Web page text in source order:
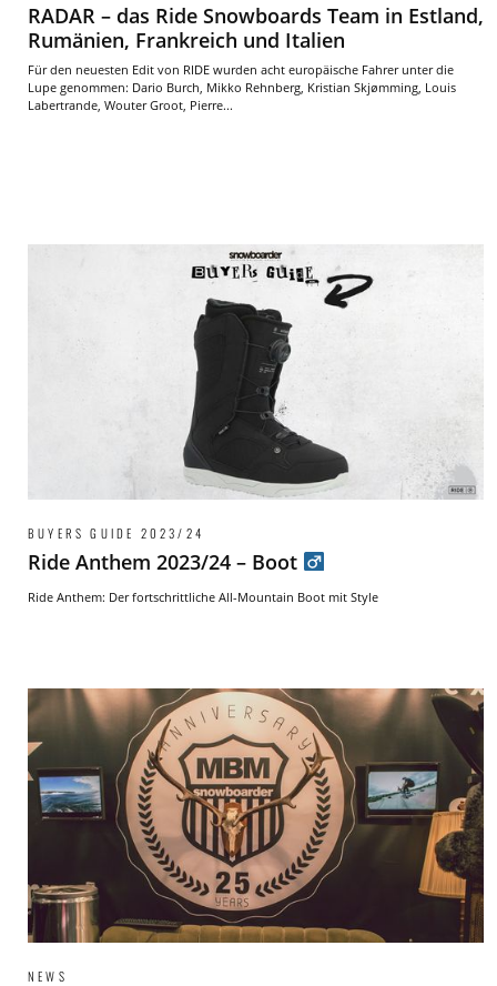
RADAR – das Ride Snowboards Team in Estland,
Rumänien, Frankreich und Italien
Für den neuesten Edit von RIDE wurden acht europäische Fahrer unter die
Lupe genommen: Dario Burch, Mikko Rehnberg, Kristian Skjømming, Louis
Labertrande, Wouter Groot, Pierre...
BUYERS GUIDE 2023/24
Ride Anthem 2023/24 – Boot
Ride Anthem: Der fortschrittliche All-Mountain Boot mit Style
NEWS